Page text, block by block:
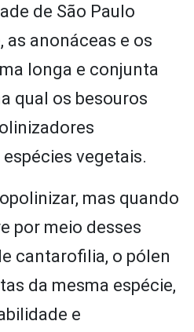
de São Paulo
as anonáceas e os
longa e conjunta
qual os besouros
vegetais.
mas quando
por meio desses
cantarofilia, o pólen
da mesma espécie,
e